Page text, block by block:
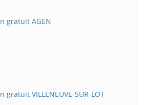
gratuit AGEN
VILLENEUVE-SUR-LOT